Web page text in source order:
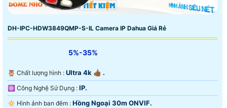
DH-IPC-HDW3849QMP-S-IL Camera IP Dahua Giá Rẻ
5%-35%
🦉 Chất lượng hình : Ultra 4k 👍🏾 .
⚛️ Công Nghệ Sử Dụng : IP.
🔅 Hình ảnh ban đêm : Hồng Ngoại 30m ONVIF.